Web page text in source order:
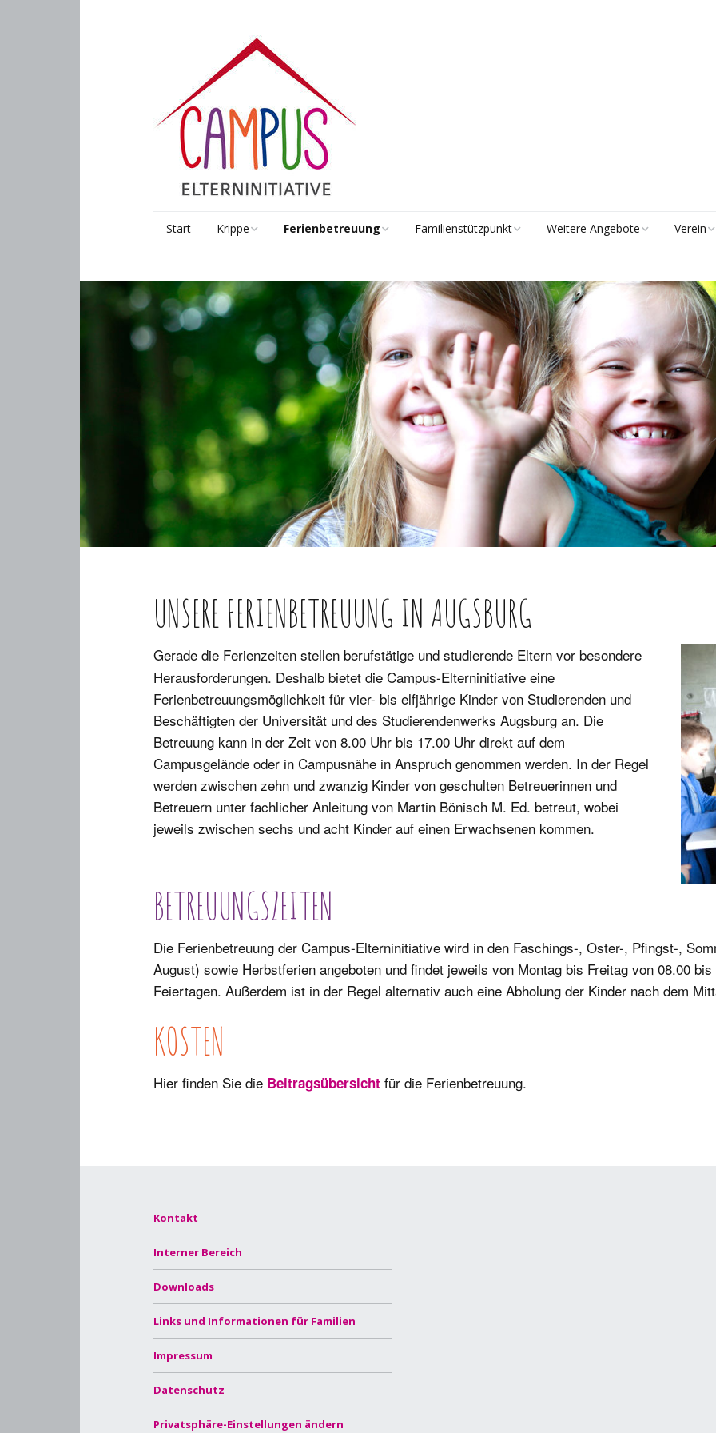
Start Krippe
Pädagogik
Sprach-Kita
Anmeldung
Ferienbetreuung
Kooperationen
Anmeldung
Familienstützpunkt
Elterntreff
Spielgruppe
Webtalk
Kontakt
Weitere Angebote
Tagungsbetreuung
Verein
Historie
UNSERE FERIENBETREUUNG IN AUGSBURG
Gerade die Ferienzeiten stellen berufstätige und studierende Eltern vor besondere
Herausforderungen. Deshalb bietet die Campus-Elterninitiative eine
Ferienbetreuungsmöglichkeit für vier- bis elfjährige Kinder von Studierenden und
Beschäftigten der Universität und des Studierendenwerks Augsburg an. Die
Betreuung kann in der Zeit von 8.00 Uhr bis 17.00 Uhr direkt auf dem
Campusgelände oder in Campusnähe in Anspruch genommen werden. In der Regel
werden zwischen zehn und zwanzig Kinder von geschulten Betreuerinnen und
Betreuern unter fachlicher Anleitung von Martin Bönisch M. Ed. betreut, wobei
jeweils zwischen sechs und acht Kinder auf einen Erwachsenen kommen.
BETREUUNGSZEITEN
Die Ferienbetreuung der Campus-Elterninitiative wird in den Faschings-, Oster-, Pfingst-,
August) sowie Herbstferien angeboten und findet jeweils von Montag bis Freitag von 08.00
Feiertagen. Außerdem ist in der Regel alternativ auch eine Abholung der Kinder nach dem
KOSTEN
Hier finden Sie die Beitragsübersicht für die Ferienbetreuung.
Kontakt
Interner Bereich
Downloads
Links und Informationen für Familien
Impressum
Datenschutz
Privatsphäre-Einstellungen ändern